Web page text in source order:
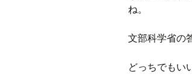
ね。
文部科学省の
どっちでもい